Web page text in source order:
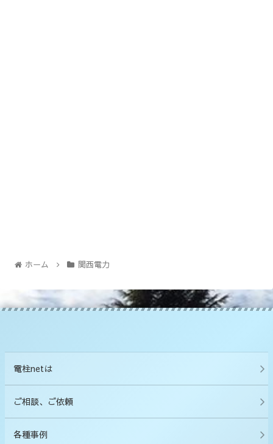
ホーム 関西電力
電柱netは
ご相談、ご依頼
各種事例